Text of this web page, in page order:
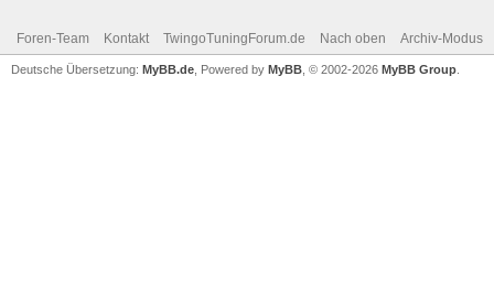
Foren-Team Kontakt TwingoTuningForum.de Nach oben Archiv-Modus
Deutsche Übersetzung: MyBB.de , Powered by MyBB , © 2002-2026 MyBB Group